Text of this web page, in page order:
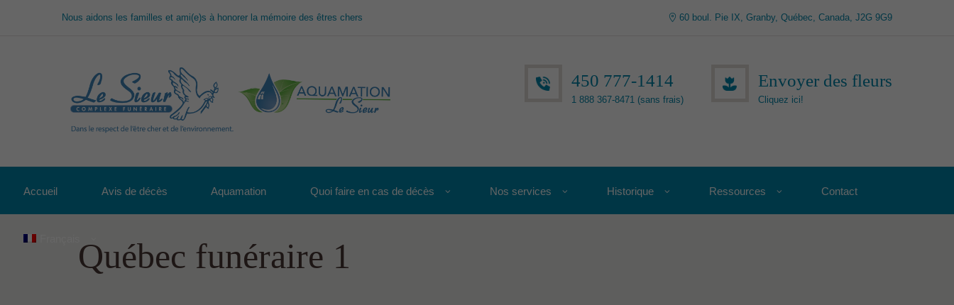
Nous aidons les familles et ami(e)s à honorer la mémoire des êtres chers 60 boul. Pie IX, Granby, Québec, Canada, J2G 9G9
450 777-1414
1 888 367-8471 (sans frais)
Envoyer des fleurs
Cliquez ici!
Accueil Avis de décès Aquamation Quoi faire en cas de décès Nos services Historique Ressources Contact
Québec funéraire 1